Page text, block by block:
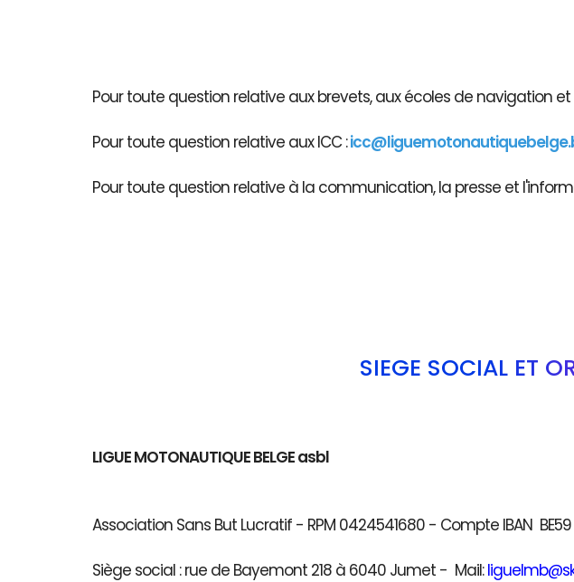
Pour toute question relative aux brevets, aux écoles de navigation
Pour toute question relative aux ICC :
Pour toute question relative à la communication, la presse et
SIÈGE SOCIAL ET
LIGUE MOTONAUTIQUE BELGE asbl
Association Sans But Lucratif - RPM 0424541680 - Compte IBAN
Siège social : rue de Bayemont 218 à 6040 Jumet - Mail: